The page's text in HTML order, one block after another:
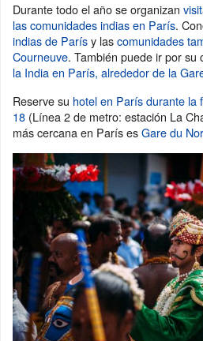
Durante todo el año se organizan
las comunidades indias en París.
indias de Parísy lascomunidades
Courneuve. También puede ir por su
la India en París, alrededor de la
Reserve su hotel en París durante la
18 (Línea 2 de metro: estación La
más cercana en París esGare du